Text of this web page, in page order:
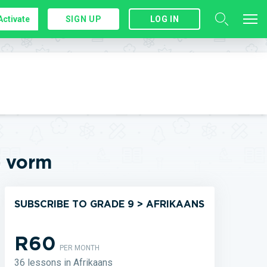
SIGN UP LOG IN
vorm
SUBSCRIBE TO GRADE 9 > AFRIKAANS
R60PER MONTH
36 lessons in Afrikaans